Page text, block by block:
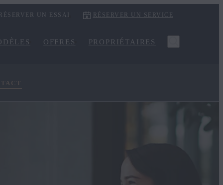
UN ESSAI RÉSERVER UN SERVICE
OFFRES PROPRIÉTAIRES